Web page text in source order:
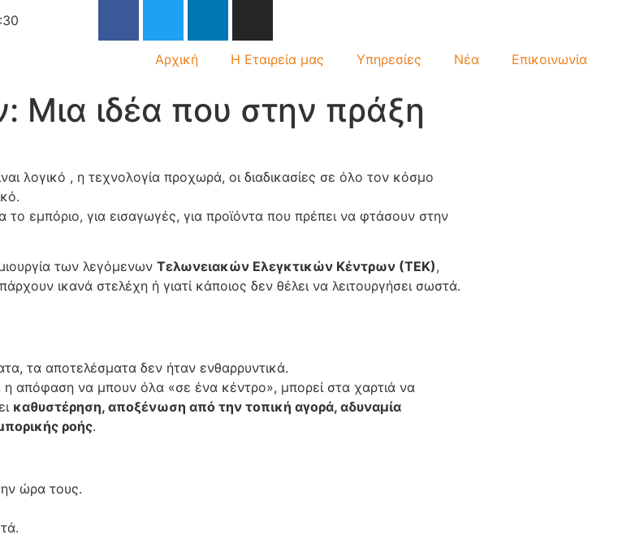
Αρχική Η Εταιρεία μας Υπηρεσίες Νέα Επικοινωνία
Μια ιδέα που στην πράξη
λογικό , η τεχνολογία προχωρά, οι διαδικασίες σε όλο τον κόσμο
εμπόριο, για εισαγωγές, για προϊόντα που πρέπει να φτάσουν στην
των λεγόμενων Τελωνειακών Ελεγκτικών Κέντρων (ΤΕΚ),
ικανά στελέχη ή γιατί κάποιος δεν θέλει να λειτουργήσει σωστά.
τα αποτελέσματα δεν ήταν ενθαρρυντικά.
απόφαση να μπουν όλα «σε ένα κέντρο», μπορεί στα χαρτιά να
καθυστέρηση, αποξένωση από την τοπική αγορά, αδυναμία
ροής.
ώρα τους.